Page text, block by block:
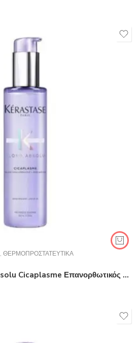
, ΘΕΡΜΟΠΡΟΣΤΑΤΕΥΤΙΚΆ
KERASTASE Blond Absolu Cicaplasme Επανορθωτικός Ορός Θερμοπροστασίας Για Βαμμένα Ξανθά Μαλλιά 150ml